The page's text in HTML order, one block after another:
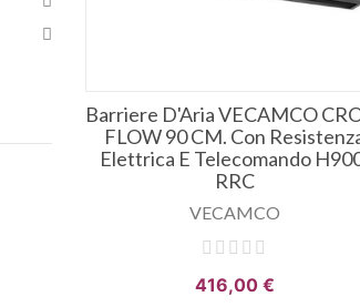
Barriere D'Aria VECAMCO
FLOW 90 CM. Con
Elettrica E Telecomando
RRC
VECAMCO
416,00 €